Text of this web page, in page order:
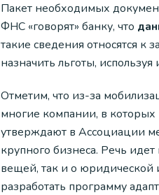
Пакет необходимых
ФНС «говорят» банку, что
такие сведения относятся
назначить льготы,
Отметим, что из-за
многие компании, в
утверждают в Ассоциации
крупного бизнеса. Речь
вещей, так и о юридической
разработать программу